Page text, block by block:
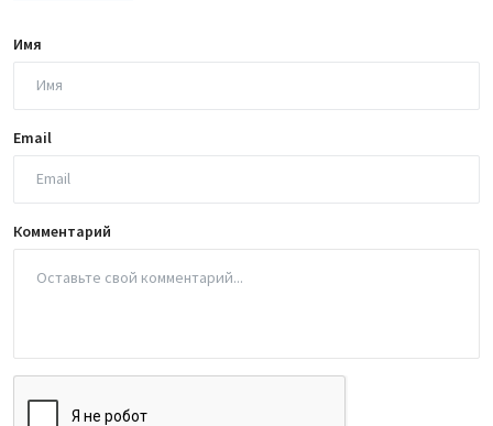
Имя
Email
Комментарий